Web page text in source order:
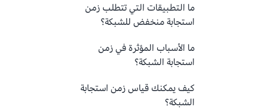
ما التطبيقات التي تتطلب زمن
استجابة منخفض للشبكة؟
ما الأسباب المؤثرة في زمن
استجابة الشبكة؟
كيف يمكنك قياس زمن استجابة
الشبكة؟